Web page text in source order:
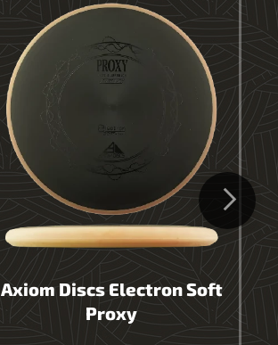
Axiom Discs Electron Soft
Proxy